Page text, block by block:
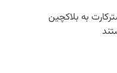
به بلاکچین